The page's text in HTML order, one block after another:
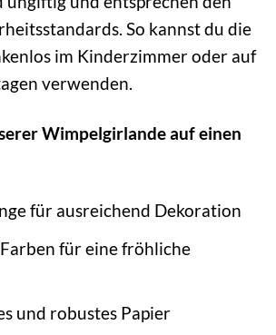
So kannst du die
im Kinderzimmer oder auf
verwenden.
Wimpelgirlande auf einen
für ausreichend Dekoration
für eine fröhliche
und robustes Papier